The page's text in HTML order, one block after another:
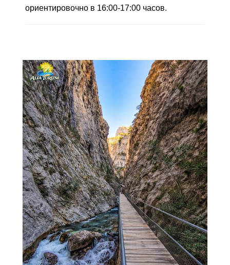
ориентировочно в 16:00-17:00 часов.